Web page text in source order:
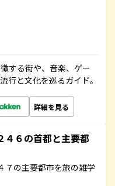
する街や、音楽、ゲー
行と文化を巡るガイド。
詳細を見る
６の首都と主要都
７の主要都市を旅の雑学